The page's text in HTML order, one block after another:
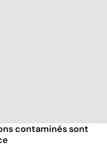
contaminés sont